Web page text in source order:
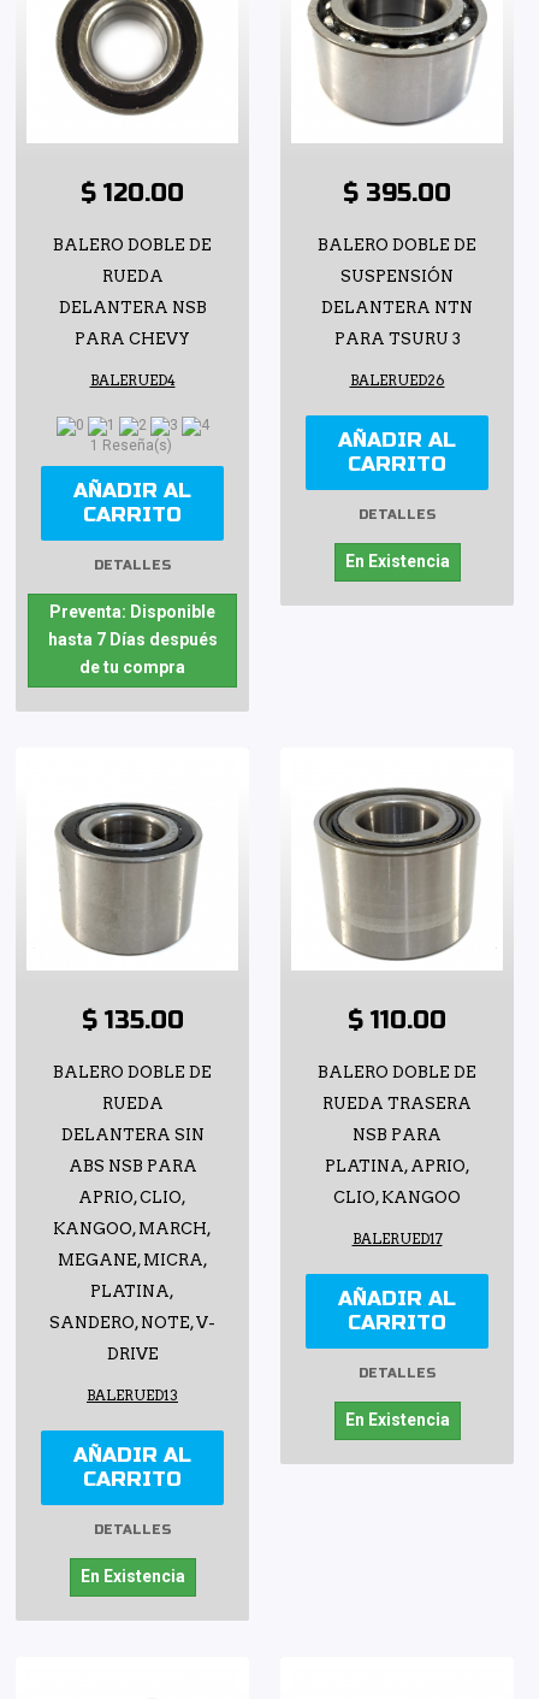
$ 120.00
BALERO DOBLE DE
RUEDA
DELANTERA NSB
PARA CHEVY
BALERUED4
1 Reseña(s)
AÑADIR AL
CARRITO
DETALLES
Preventa: Disponible
hasta 7 Días después
de tu compra
$ 395.00
BALERO DOBLE DE
SUSPENSIÓN
DELANTERA NTN
PARA TSURU 3
BALERUED26
AÑADIR AL
CARRITO
DETALLES
En Existencia
$ 135.00
BALERO DOBLE DE
RUEDA
DELANTERA SIN
ABS NSB PARA
APRIO, CLIO,
KANGOO, MARCH,
MEGANE, MICRA,
PLATINA,
SANDERO, NOTE, V-
DRIVE
BALERUED13
AÑADIR AL
CARRITO
DETALLES
En Existencia
$ 110.00
BALERO DOBLE DE
RUEDA TRASERA
NSB PARA
PLATINA, APRIO,
CLIO, KANGOO
BALERUED17
AÑADIR AL
CARRITO
DETALLES
En Existencia